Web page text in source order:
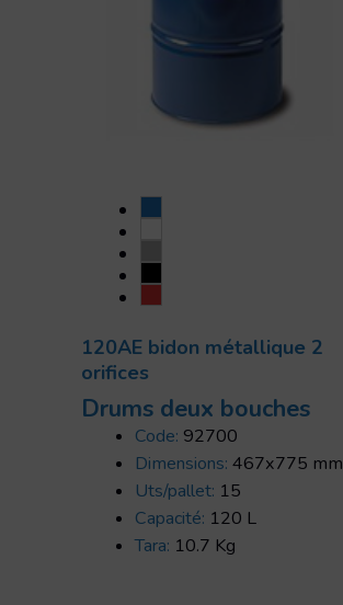
120AE bidon métallique 2
orifices
Drums deux bouches
Code: 92700
Dimensions: 467x775 mm
Uts/pallet: 15
Capacité: 120 L
Tara: 10.7 Kg